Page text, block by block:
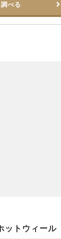
べる
ットウィール